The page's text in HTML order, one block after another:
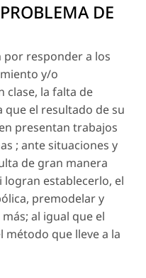
DE
por responder a los
y/o
clase, la falta de
el resultado de su
presentan trabajos
; ante situaciones y
de gran manera
logran establecerlo, el
premodelar y
al igual que el
que lleve a la